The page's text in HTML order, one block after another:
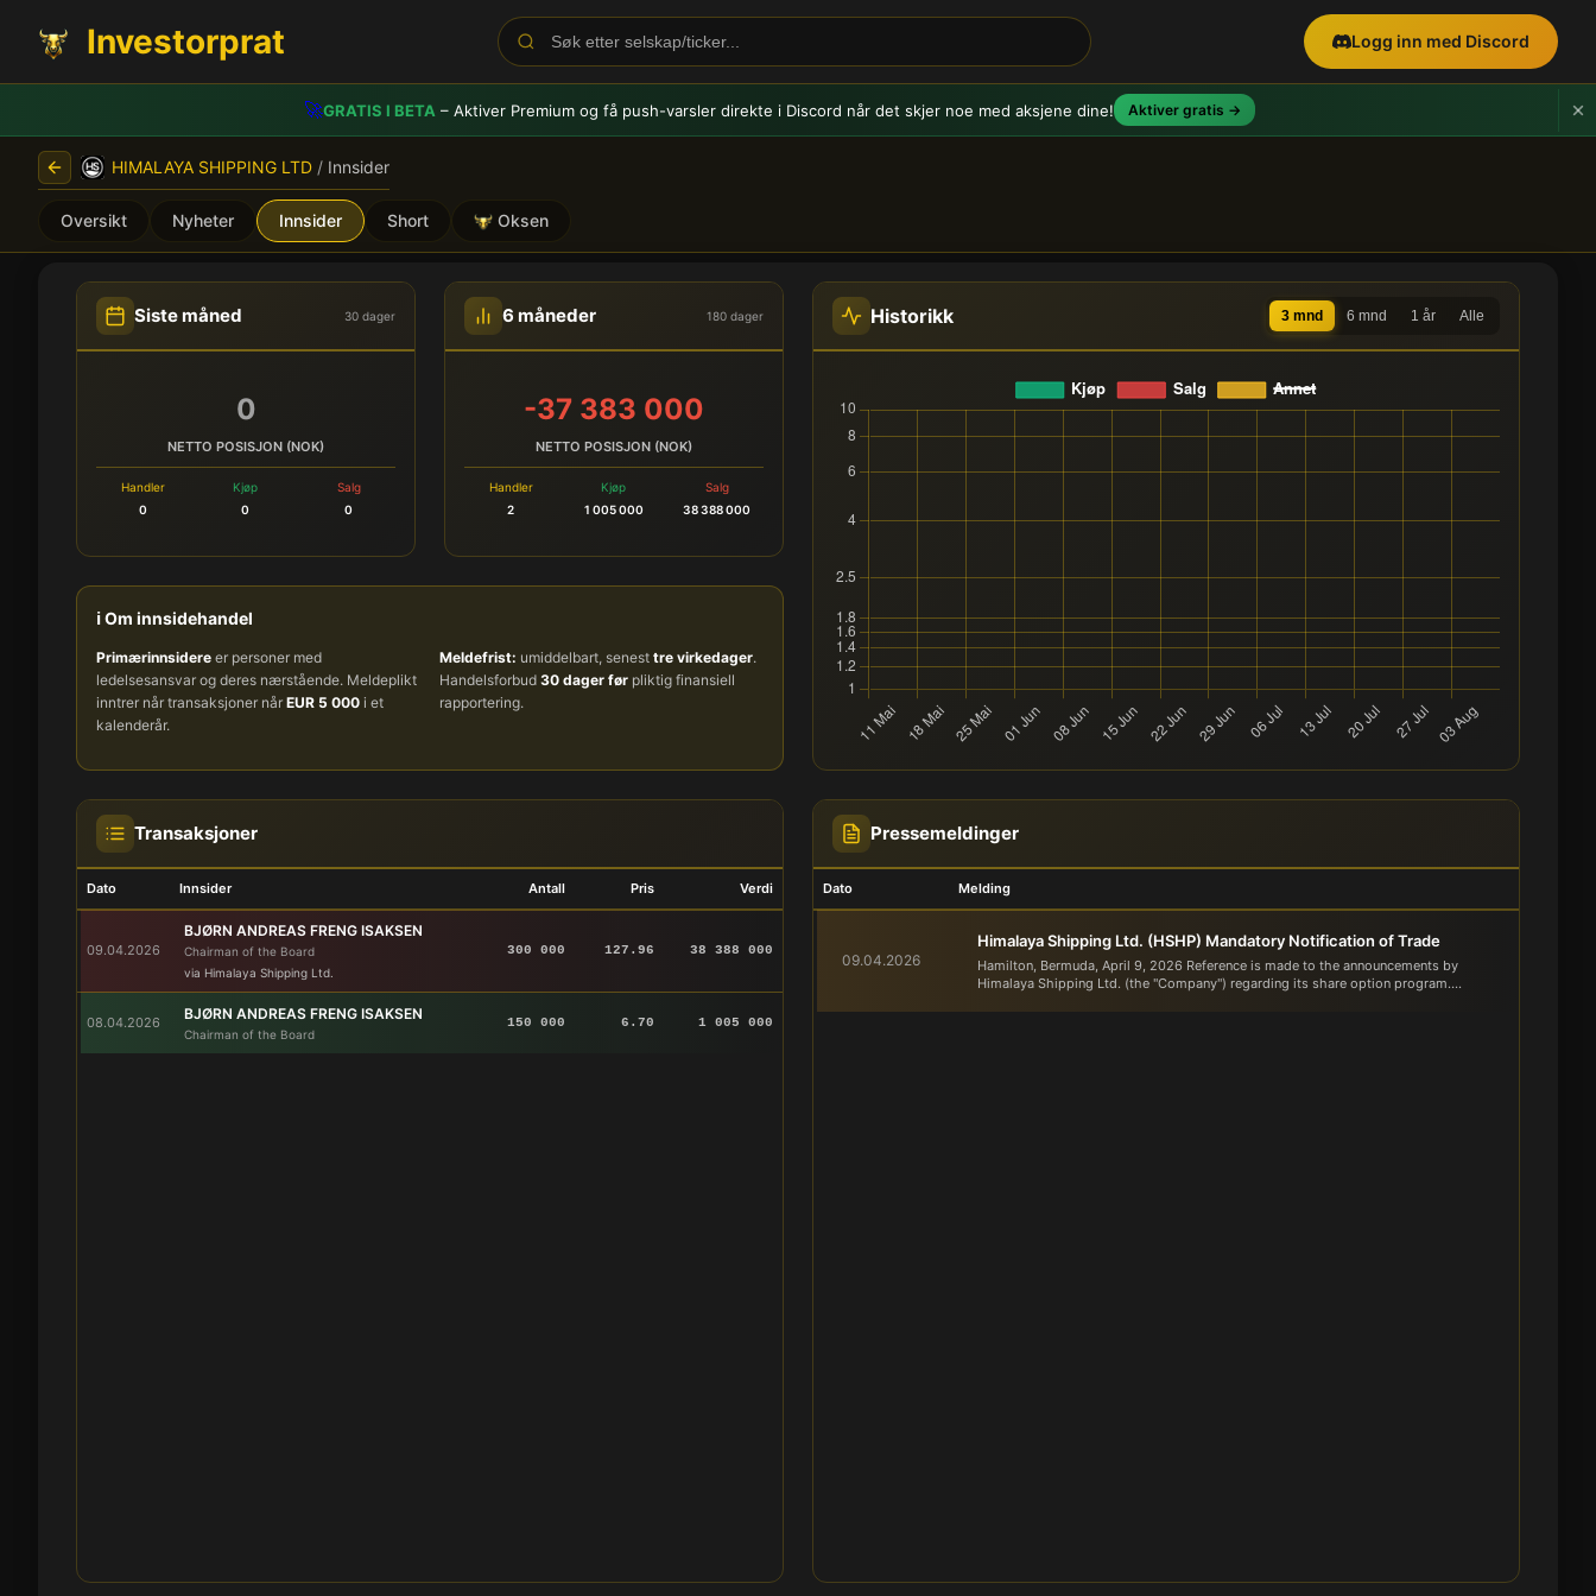
Investorprat Logg inn med Discord
🚀GRATIS I BETA – Aktiver Premium og få push-varslerdirekte i Discord når det skjer noe med aksjene dine! Aktiver gratis →
HIMALAYA SHIPPING LTD / Innsider
Oversikt Nyheter Innsider Short Oksen
HIMALAYA SHIPPING LTD (HSHP) - Innsidehandel
Siste måned 30 dager
0
NETTO POSISJON (NOK)
Handler
0
Kjøp
0
Salg
0
6 måneder 180 dager
-37 383 000
NETTO POSISJON (NOK)
Handler
2
Kjøp
1 005 000
Salg
38 388 000
Historikk 3 mnd 6 mnd 1 år Alle
ℹ️ Om innsidehandel
Primærinnsidere er personer med
ledelsesansvar og deres nærstående. Meldeplikt
inntrer når transaksjoner når EUR 5 000 i et
kalenderår.
Meldefrist: umiddelbart, senest tre virkedager.
Handelsforbud 30 dager før pliktig finansiell
rapportering.
Transaksjoner
Dato Innsider Antall Pris Verdi
09.04.2026
BJØRN ANDREAS FRENG ISAKSEN
Chairman of the Board
via Himalaya Shipping Ltd.
300 000 127.96 38 388 000
08.04.2026 BJØRN ANDREAS FRENG ISAKSEN
Chairman of the Board
150 000 6.70 1 005 000
Pressemeldinger
Dato Melding
09.04.2026
Himalaya Shipping Ltd. (HSHP) Mandatory Notification of Trade
Hamilton, Bermuda, April 9, 2026 Reference is made to the announcements by
Himalaya Shipping Ltd. (the "Company") regarding its share option program....